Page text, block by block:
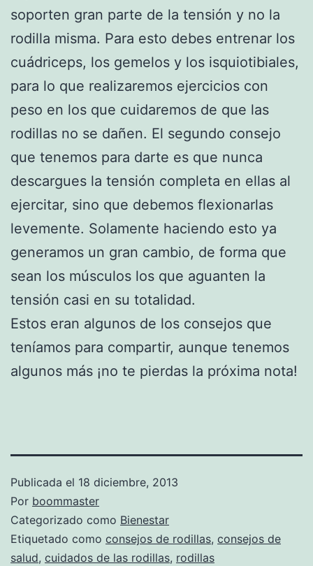
soporten gran parte de la tensión y no la
rodilla misma. Para esto debes entrenar los
cuádriceps, los gemelos y los isquiotibiales,
para lo que realizaremos ejercicios con
peso en los que cuidaremos de que las
rodillas no se dañen. El segundo consejo
que tenemos para darte es que nunca
descargues la tensión completa en ellas al
ejercitar, sino que debemos flexionarlas
levemente. Solamente haciendo esto ya
generamos un gran cambio, de forma que
sean los músculos los que aguanten la
tensión casi en su totalidad.
Estos eran algunos de los consejos que
teníamos para compartir, aunque tenemos
algunos más ¡no te pierdas la próxima nota!
Publicada el 18 diciembre, 2013
Por boommaster
Categorizado como Bienestar
Etiquetado como consejos de rodillas, consejos de
salud, cuidados de las rodillas, rodillas